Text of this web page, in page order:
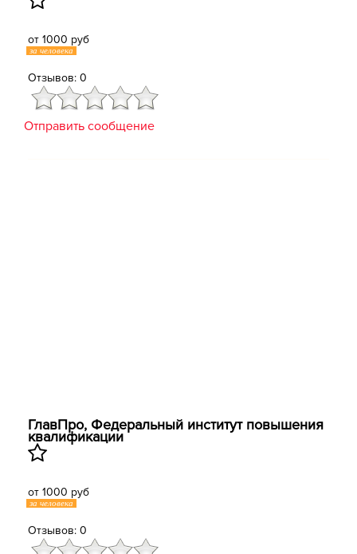
от 1000 руб
за человека
Отзывов: 0
Отправить сообщение
ГлавПро, Федеральный институт повышения
квалификации
от 1000 руб
за человека
Отзывов: 0